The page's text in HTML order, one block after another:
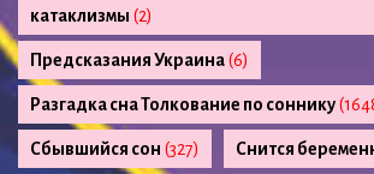
катаклизмы (2)
Предсказания Украина(6)
Разгадка сна Толкование по соннику
Сбывшийся сон (327) Снится